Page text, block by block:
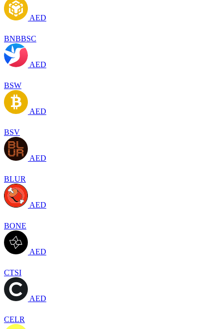
AED
BNBBSC
AED
BSW
AED
BSV
AED
BLUR
AED
BONE
AED
CTSI
AED
CELR